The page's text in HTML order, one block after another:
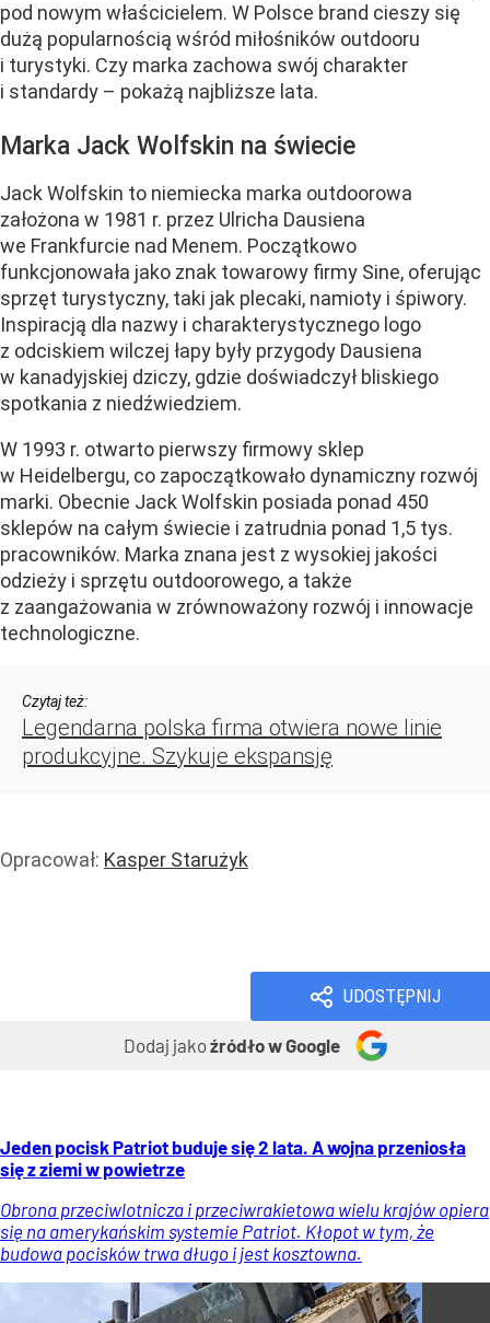
pod nowym właścicielem. W Polsce brand cieszy się
dużą popularnością wśród miłośników outdooru
i turystyki. Czy marka zachowa swój charakter
i standardy – pokażą najbliższe lata.
Marka Jack Wolfskin na świecie
Jack Wolfskin to niemiecka marka outdoorowa
założona w 1981 r. przez Ulricha Dausiena
we Frankfurcie nad Menem. Początkowo
funkcjonowała jako znak towarowy firmy Sine, oferując
sprzęt turystyczny, taki jak plecaki, namioty i śpiwory.
Inspiracją dla nazwy i charakterystycznego logo
z odciskiem wilczej łapy były przygody Dausiena
w kanadyjskiej dziczy, gdzie doświadczył bliskiego
spotkania z niedźwiedziem.
W 1993 r. otwarto pierwszy firmowy sklep
w Heidelbergu, co zapoczątkowało dynamiczny rozwój
marki. Obecnie Jack Wolfskin posiada ponad 450
sklepów na całym świecie i zatrudnia ponad 1,5 tys.
pracowników. Marka znana jest z wysokiej jakości
odzieży i sprzętu outdoorowego, a także
z zaangażowania w zrównoważony rozwój i innowacje
technologiczne.
Czytaj też:
Legendarna polska firma otwiera nowe linie
produkcyjne. Szykuje ekspansję
Opracował: Kasper Starużyk
UDOSTĘPNIJ
Dodaj jakoźródło w Google
Jeden pocisk Patriot buduje się 2 lata. A wojna przeniosła
się z ziemi w powietrze
Obrona przeciwlotnicza i przeciwrakietowa wielu krajów opiera
się na amerykańskim systemie Patriot. Kłopot w tym, że
budowa pocisków trwa długo i jest kosztowna.